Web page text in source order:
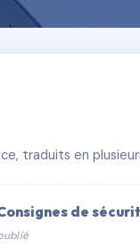
traduits en
de